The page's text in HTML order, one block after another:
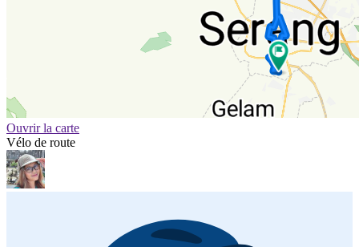
Ouvrir la carte
Vélo de route